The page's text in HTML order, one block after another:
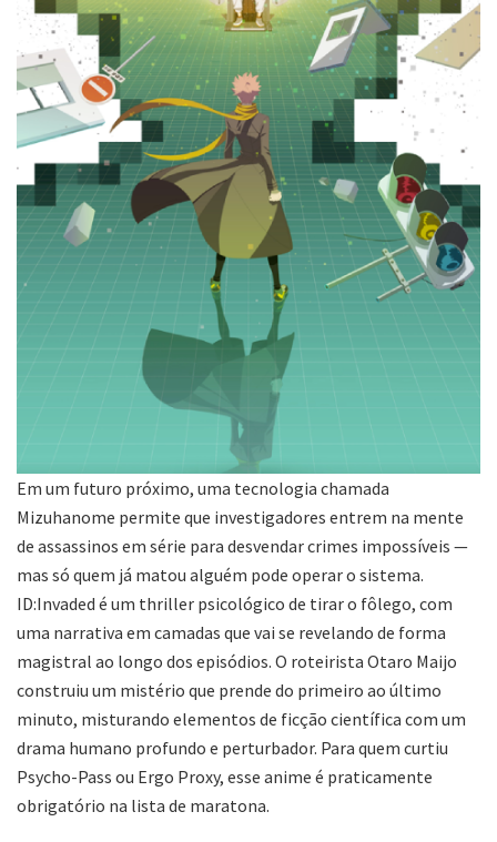
Em um futuro próximo, uma tecnologia chamada
Mizuhanome permite que investigadores entrem na mente
de assassinos em série para desvendar crimes impossíveis —
mas só quem já matou alguém pode operar o sistema.
ID:Invaded é um thriller psicológico de tirar o fôlego, com
uma narrativa em camadas que vai se revelando de forma
magistral ao longo dos episódios. O roteirista Otaro Maijo
construiu um mistério que prende do primeiro ao último
minuto, misturando elementos de ficção científica com um
drama humano profundo e perturbador. Para quem curtiu
Psycho-Pass ou Ergo Proxy, esse anime é praticamente
obrigatório na lista de maratona.